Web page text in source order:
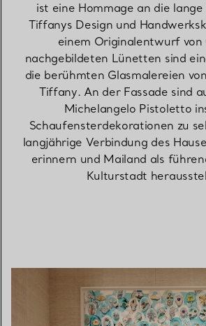
ist eine Hommage an die
Tiffanys Design und
einem Originalentwurf von
nachgebildeten Lünetten sind
die berühmten Glasmalereien
Tiffany. An der Fassade sind
Michelangelo Pistoletto
Schaufensterdekorationen zu
langjährige Verbindung des
erinnern und Mailand als
Kulturstadt